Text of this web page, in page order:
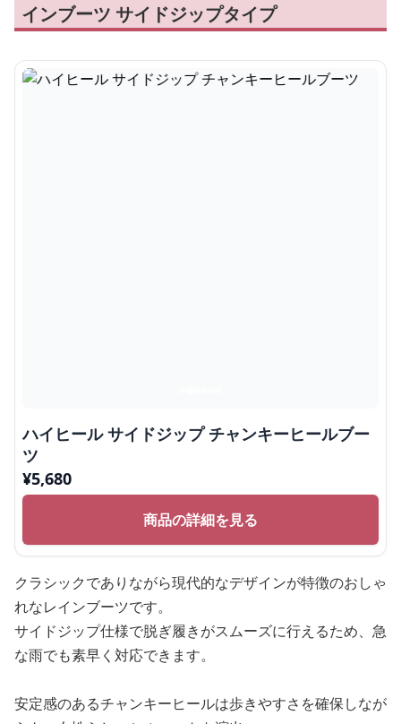
インブーツ サイドジップタイプ
ハイヒール サイドジップ チャンキーヒールブー
ツ
¥5,680
商品の詳細を見る
クラシックでありながら現代的なデザインが特徴のおしゃ
れなレインブーツです。
サイドジップ仕様で脱ぎ履きがスムーズに行えるため、急
な雨でも素早く対応できます。
安定感のあるチャンキーヒールは歩きやすさを確保しなが